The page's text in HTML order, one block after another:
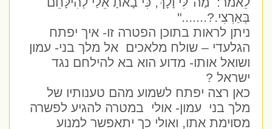
בְּאַרְצִי.?......."
ניתן לראות בתוכן הפטרה זו- איך יפתח
הגלעדי – שולח מלאכים אל מלך בני- עמון
ושואל אותו- מדוע הוא בא להילחם נגד
ישראל ?
כאן רצה יפתח לשמוע מהם טענותיו של
מלך בני עמון- אולי במטרה להגיע לפשרה
מסוימת אתו, ואולי כך יתאפשר למנוע